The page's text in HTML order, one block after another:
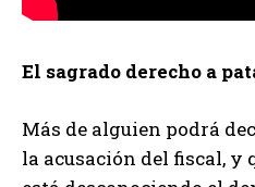
El sagrado derecho a
Más de alguien podrá
la acusación del fiscal, y